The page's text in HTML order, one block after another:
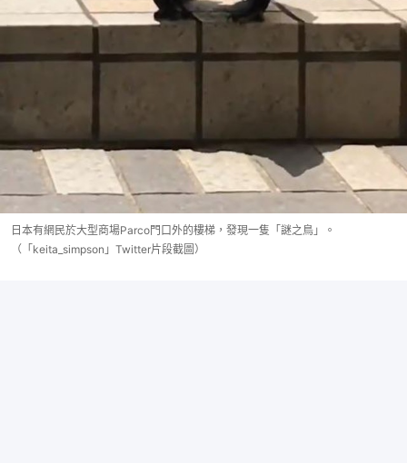
日本有網民於大型商場Parco門口外的樓梯，發現一隻「謎之鳥」。
（「keita_simpson」Twitter片段截圖）